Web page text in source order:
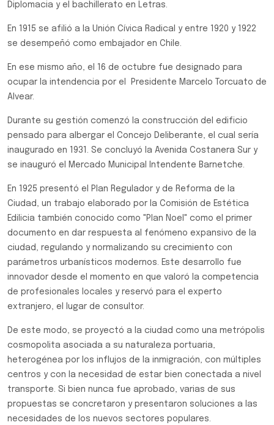
Diplomacia y el bachillerato en Letras.
En 1915 se afilió a la Unión Cívica Radical y entre 1920 y 1922
se desempeñó como embajador en Chile.
En ese mismo año, el 16 de octubre fue designado para
ocupar la intendencia por el Presidente Marcelo Torcuato de
Alvear.
Durante su gestión comenzó la construcción del edificio
pensado para albergar el Concejo Deliberante, el cual sería
inaugurado en 1931. Se concluyó la Avenida Costanera Sur y
se inauguró el Mercado Municipal Intendente Barnetche.
En 1925 presentó el Plan Regulador y de Reforma de la
Ciudad, un trabajo elaborado por la Comisión de Estética
Edilicia también conocido como "Plan Noel" como el primer
documento en dar respuesta al fenómeno expansivo de la
ciudad, regulando y normalizando su crecimiento con
parámetros urbanísticos modernos. Este desarrollo fue
innovador desde el momento en que valoró la competencia
de profesionales locales y reservó para el experto
extranjero, el lugar de consultor.
De este modo, se proyectó a la ciudad como una metrópolis
cosmopolita asociada a su naturaleza portuaria,
heterogénea por los influjos de la inmigración, con múltiples
centros y con la necesidad de estar bien conectada a nivel
transporte. Si bien nunca fue aprobado, varias de sus
propuestas se concretaron y presentaron soluciones a las
necesidades de los nuevos sectores populares.